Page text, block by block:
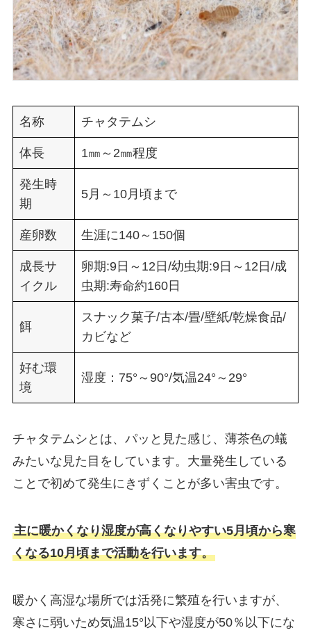
名称 チャタテムシ
体長 1㎜～2㎜程度
発生時
期
5月～10月頃まで
産卵数 生涯に140～150個
成長サ
イクル
卵期:9日～12日/幼虫期:9日～12日/成
虫期:寿命約160日
餌
スナック菓子/古本/畳/壁紙/乾燥食品/
カビなど
好む環
境
湿度：75°～90°/気温24°～29°
チャタテムシとは、パッと見た感じ、薄茶色の蟻
みたいな見た目をしています。大量発生している
ことで初めて発生にきずくことが多い害虫です。
主に暖かくなり湿度が高くなりやすい5月頃から寒
くなる10月頃まで活動を行います。
暖かく高湿な場所では活発に繁殖を行いますが、
寒さに弱いため気温15°以下や湿度が50％以下にな